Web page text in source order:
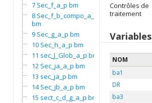
7 Sec_f_a_p bm
8 Sec_f_b_compo_a_p
bm
9 Sec_g_a_p bm
10 Sec_h_a_p bm
11 sec_J_Glob_a_p bm
12 Sec_ja_a_p bm
13 sec_ja_p bm
14 Sec_jb_a_p bm
15 sect_c_d_g_a_p bm
Contrôles de
traitement
Variables
NOM
ba1
DR
ba3